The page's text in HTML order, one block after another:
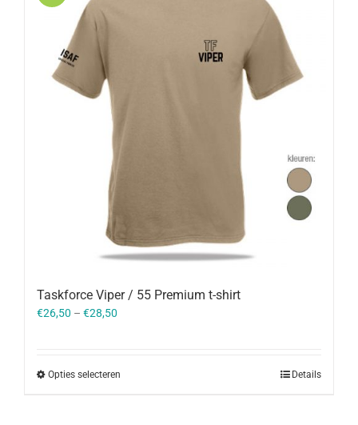
Taskforce Viper / 55 Premium t-shirt
€26,50 – €28,50
Opties selecteren Details